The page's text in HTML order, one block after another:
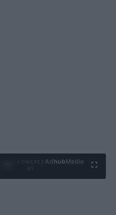
Ad hubMedia